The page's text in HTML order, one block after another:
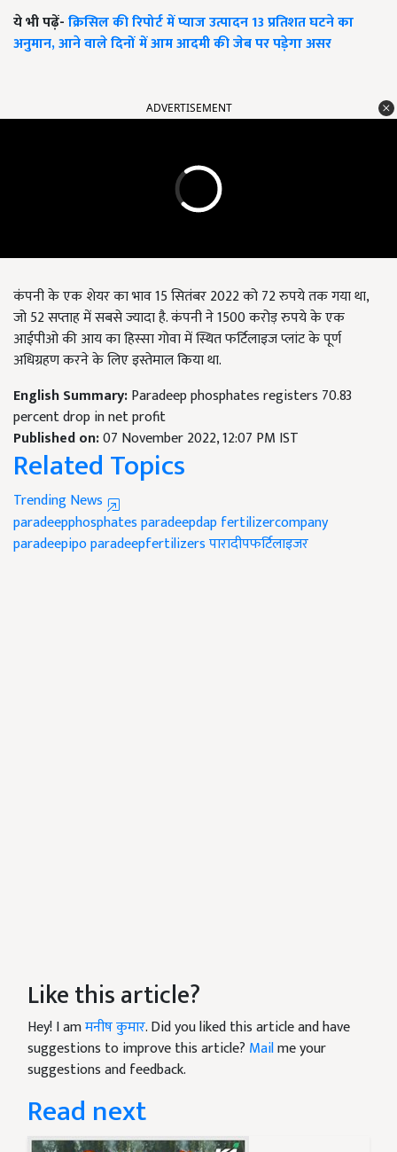
ये भी पढ़ें-क्रिसिल की रिपोर्ट में प्याज उत्पादन 13 प्रतिशत घटने का
अनुमान, आने वाले दिनों में आम आदमी की जेब पर पड़ेगा असर
ADVERTISEMENT
कंपनी के एक शेयर का भाव 15 सितंबर 2022 को 72 रुपये तक गया था,
जो 52 सप्ताह में सबसे ज्यादा है. कंपनी ने 1500 करोड़ रुपये के एक
आईपीओ की आय का हिस्सा गोवा में स्थित फर्टिलाइज प्लांट के पूर्ण
अधिग्रहण करने के लिए इस्तेमाल किया था.
English Summary:Paradeep phosphates registers 70.83
percent drop in net profit
Published on:07 November 2022, 12:07 PM IST
Related Topics
Trending News
paradeepphosphatesparadeepdapfertilizercompany
paradeepipoparadeepfertilizersपारादीपफर्टिलाइजर
Like this article?
Hey! I amमनीष कुमार. Did you liked this article and have
suggestions to improve this article? Mailme your
suggestions and feedback.
Read next